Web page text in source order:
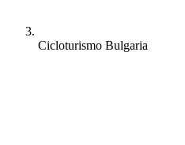
Cicloturismo Bulgaria